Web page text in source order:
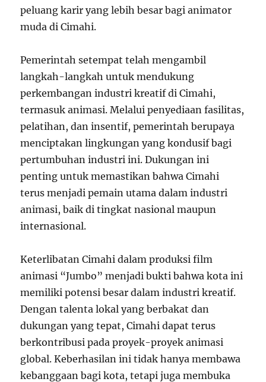
peluang karir yang lebih besar bagi animator
muda di Cimahi.
Pemerintah setempat telah mengambil
langkah-langkah untuk mendukung
perkembangan industri kreatif di Cimahi,
termasuk animasi. Melalui penyediaan fasilitas,
pelatihan, dan insentif, pemerintah berupaya
menciptakan lingkungan yang kondusif bagi
pertumbuhan industri ini. Dukungan ini
penting untuk memastikan bahwa Cimahi
terus menjadi pemain utama dalam industri
animasi, baik di tingkat nasional maupun
internasional.
Keterlibatan Cimahi dalam produksi film
animasi “Jumbo” menjadi bukti bahwa kota ini
memiliki potensi besar dalam industri kreatif.
Dengan talenta lokal yang berbakat dan
dukungan yang tepat, Cimahi dapat terus
berkontribusi pada proyek-proyek animasi
global. Keberhasilan ini tidak hanya membawa
kebanggaan bagi kota, tetapi juga membuka